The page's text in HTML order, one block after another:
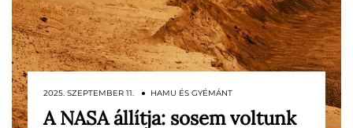
2025. SZEPTEMBER 11. ● HAMU ÉS GYÉMÁNT
A NASA állítja: sosem voltunk